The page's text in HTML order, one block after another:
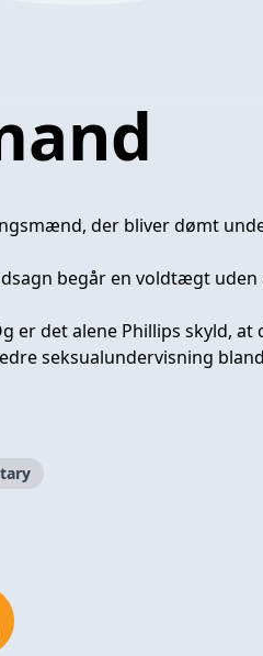
der bliver dømt
begår en voldtægt uden
det alene Phillips skyld, at
seksualundervisning